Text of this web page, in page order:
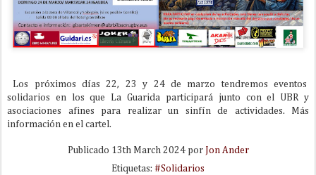
Los próximos días 22, 23 y 24 de marzo tendremos eventos
solidarios en los que La Guarida participará junto con el UBR y
asociaciones afines para realizar un sinfín de actividades. Más
información en el cartel.
Publicado 13th March 2024por Jon Ander
Etiquetas: #Solidarios